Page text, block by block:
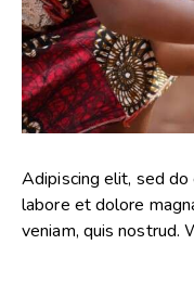
Adipiscing elit, sed
labore et dolore
veniam, quis nostrud.